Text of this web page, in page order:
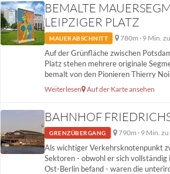
BEMALTE
LEIPZIGER PLATZ
MAUERABSCHNITT 780m · 9 Min.
Auf der Grünfläche zwischen
Platz stehen mehrere originale
bemalt von den Pionieren Thierry
Weiterlesen Auf der Karte ansehen
BAHNHOF
GRENZÜBERGANG 790m · 9 Min.
Als wichtiger Verkehrsknotenpunkt
Sektoren - obwohl er sich
Ost-Berlin befand - waren die